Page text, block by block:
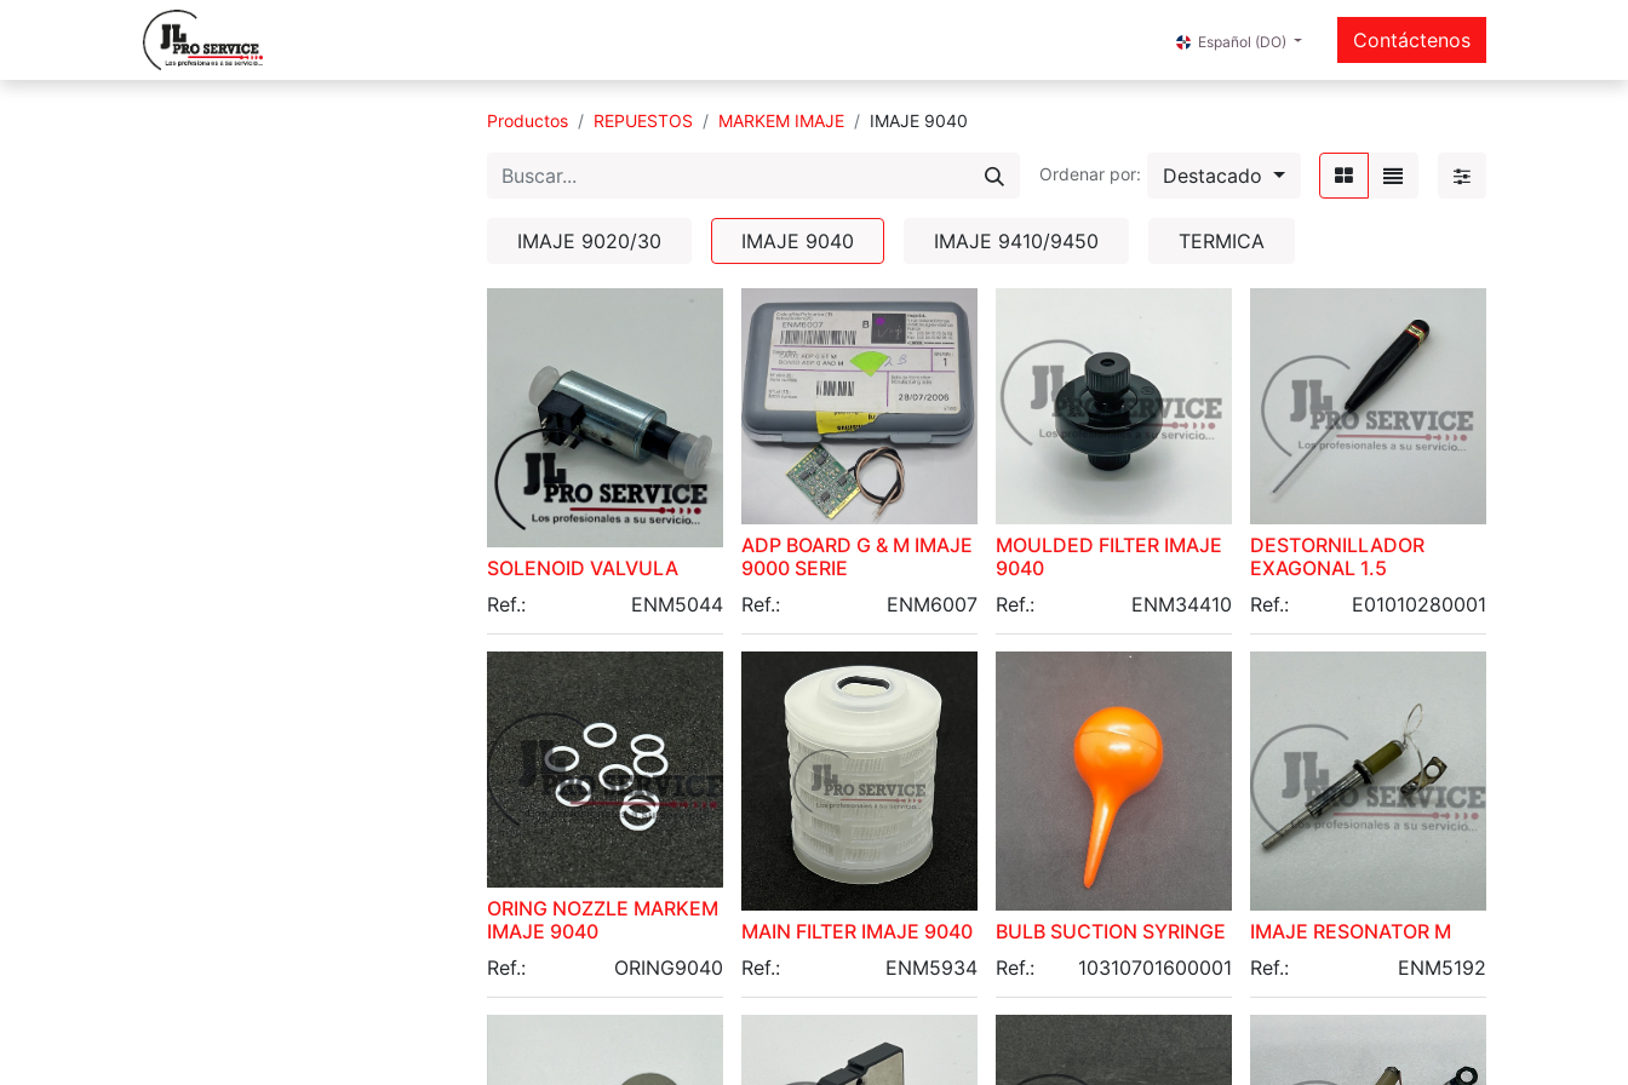
Español (DO) Contáctenos
Productos REPUESTOS MARKEM IMAJE IMAJE 9040
Ordenar por: Destacado
IMAJE 9020/30 IMAJE 9040 IMAJE 9410/9450 TERMICA
SOLENOID VALVULA
Ref.:
ENM5044
ADP BOARD G & M IMAJE
9000 SERIE
Ref.:
ENM6007
MOULDED FILTER IMAJE
9040
Ref.:
ENM34410
DESTORNILLADOR
EXAGONAL 1.5
Ref.:
E01010280001
ORING NOZZLE MARKEM
IMAJE 9040
Ref.:
ORING9040
MAIN FILTER IMAJE 9040
Ref.:
ENM5934
BULB SUCTION SYRINGE
Ref.:
10310701600001
IMAJE RESONATOR M
Ref.:
ENM5192